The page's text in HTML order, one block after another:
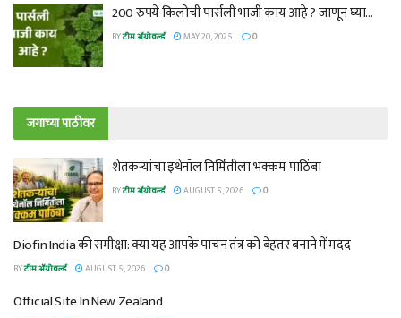
200 रुपये किलोची पार्सली भाजी काय आहे ? जाणून घ्या…
BYटीम ॲग्रोवर्ल्ड MAY 20, 2025 0
जगाच्या पाठीवर
शेतकऱ्यांचा इथेनॉल निर्मितीला भक्कम पाठिंबा
BYटीम ॲग्रोवर्ल्ड AUGUST 5, 2026 0
Diofin India की समीक्षा: क्या यह आपके पाचन तंत्र को बेहतर बनाने में मदद
BYटीम ॲग्रोवर्ल्ड AUGUST 5, 2026 0
Official Site In New Zealand